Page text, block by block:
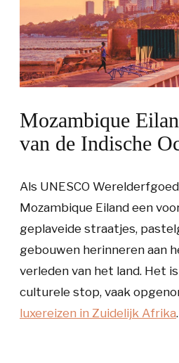
Mozambique
van de Indische
Als UNESCO
Mozambique Eiland een
geplaveide straatjes,
gebouwen herinneren aan
verleden van het land. Het
culturele stop, vaak
luxereizen in Zuidelijk Afrika.